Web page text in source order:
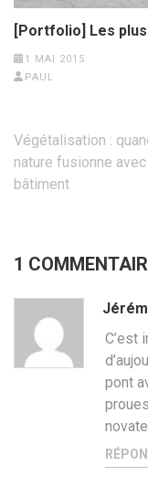
[Portfolio] Les
1 MAI 2015
PAUL
Navigation
de
l’article
Végétalisation :
nature fusionne
bâtiment
1
C’est
pont